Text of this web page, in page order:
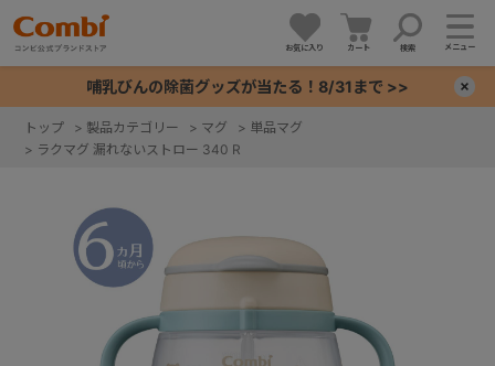
お気に入り カート 検索 メニュー
哺乳びんの除菌グッズが当たる！8/31まで >>
トップ > 製品カテゴリー > マグ > 単品マグ
> ラクマグ 漏れないストロー 340 R